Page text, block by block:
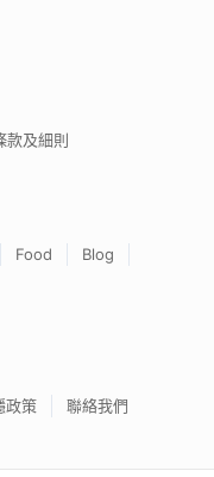
款及細則
Food
Blog
政策 聯絡我們